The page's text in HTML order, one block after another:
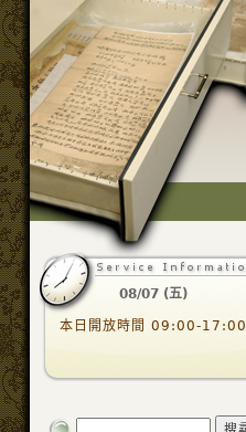
08/07 (五)
本日開放時間 09:00-17:00